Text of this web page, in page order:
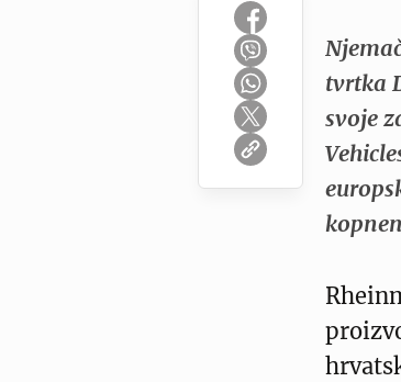
tvrtka
svoje